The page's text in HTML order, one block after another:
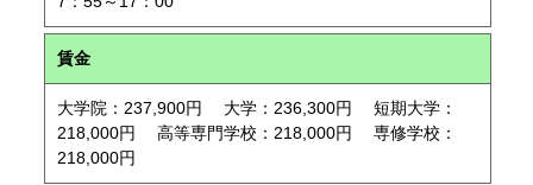
賃金
大学院：237,900円 大学：236,300円 短期大学：
218,000円 高等専門学校：218,000円 専修学校：
218,000円